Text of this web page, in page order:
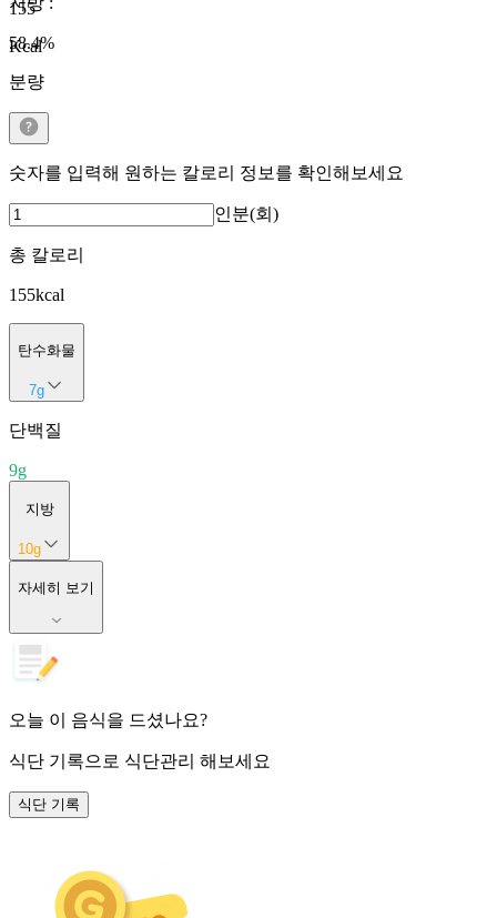
155
Kcal
58.4%
분량
숫자를 입력해 원하는 칼로리 정보를 확인해보세요
인분(회)
총 칼로리
155kcal
탄수화물
7g
단백질
9g
지방
10g
자세히 보기
오늘 이 음식을 드셨나요?
식단 기록으로 식단관리 해보세요
식단 기록